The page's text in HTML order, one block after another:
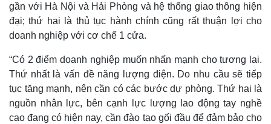
gần với Hà Nội và Hải Phòng và hệ thống giao thông hiện
đại; thứ hai là thủ tục hành chính cũng rất thuận lợi cho
doanh nghiệp với cơ chế 1 cửa.
“Có 2 điểm doanh nghiệp muốn nhấn mạnh cho tương lai.
Thứ nhất là vấn đề năng lượng điện. Do nhu cầu sẽ tiếp
tục tăng mạnh, nên cần có các bước dự phòng. Thứ hai là
nguồn nhân lực, bên cạnh lực lượng lao động tay nghề
cao đang có hiện nay, cần đào tạo gối đầu để đảm bảo cho